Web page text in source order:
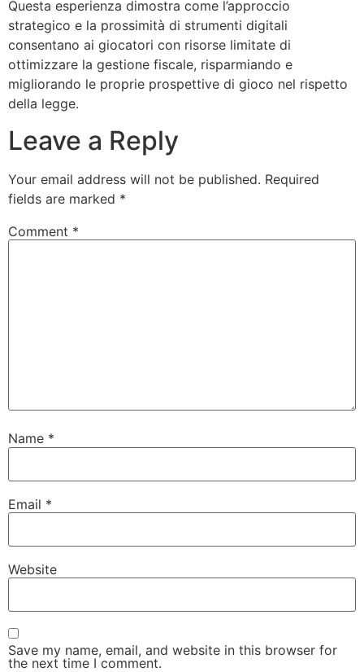
Questa esperienza dimostra come l’approccio
strategico e la prossimità di strumenti digitali
consentano ai giocatori con risorse limitate di
ottimizzare la gestione fiscale, risparmiando e
migliorando le proprie prospettive di gioco nel rispetto
della legge.
Leave a Reply
Your email address will not be published. Required
fields are marked *
Comment *
Name *
Email *
Website
Save my name, email, and website in this browser for
the next time I comment.